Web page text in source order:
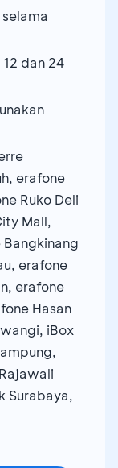
dan 24
erafone
Ruko Deli
Mall,
erafone
erafone
Hasan
iBox
Surabaya,